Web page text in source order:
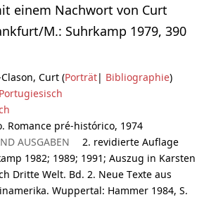
einem Nachwort von Curt
M.: Suhrkamp 1979, 390
Curt (Porträt| Bibliographie)
Portugiesisch
Romance pré-histórico, 1974
AUSGABEN
2. revidierte Auflage
1982; 1989; 1991; Auszug in Karsten
Dritte Welt. Bd. 2. Neue Texte aus
Wuppertal: Hammer 1984, S.